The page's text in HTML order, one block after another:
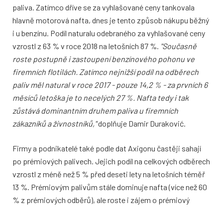
paliva. Zatímco dříve se za vyhlašované ceny tankovala
hlavně motorová nafta, dnes je tento způsob nákupu běžný
i u benzínu. Podíl naturalu odebraného za vyhlašované ceny
vzrostl z 63 % v roce 2018 na letošních 87 %. "Současně
roste postupně i zastoupení benzínového pohonu ve
firemních flotilách. Zatímco nejnižší podíl na odběrech
paliv měl natural v roce 2017 - pouze 14,2 % - za prvních 6
měsíců letoška je to necelých 27 %. Nafta tedy i tak
zůstává dominantním druhem paliva u firemních
zákazníků a živnostníků,"doplňuje Damir Duraković.
Firmy a podnikatelé také podle dat Axigonu častěji sahají
po prémiových palivech. Jejich podíl na celkových odběrech
vzrostl z méně než 5 % před deseti lety na letošních téměř
13 %. Prémiovým palivům stále dominuje nafta (více než 60
% z prémiových odběrů), ale roste i zájem o prémiový